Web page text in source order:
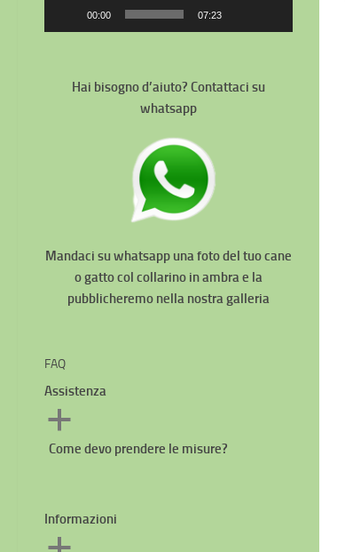
00:00 07:23
Hai bisogno d’aiuto? Contattaci su
whatsapp
Mandaci su whatsapp una foto del tuo cane
o gatto col collarino in ambra e la
pubblicheremo nella nostra galleria
FAQ
Assistenza
a
Come devo prendere le misure?
Informazioni